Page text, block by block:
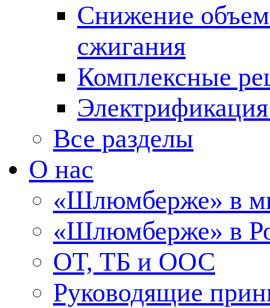
Снижение
сжигания
Комплексные
Все разделы
О нас
«Шлюмберже» в
«Шлюмберже» в
ОТ, ТБ и ООС
Руководящие